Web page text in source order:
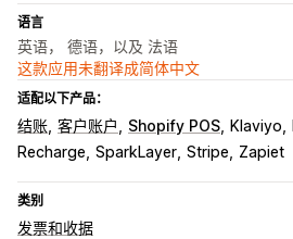
语言
英语， 德语，以及 法语
这款应用未翻译成简体中文
适配以下产品：
结账 客户账户 Shopify POS Klaviyo
Recharge SparkLayer Stripe Zapiet
类别
发票和收据